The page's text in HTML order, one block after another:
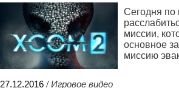
Сегодня по
миссии,
основное
миссию
27.12.2016 / Игровое видео